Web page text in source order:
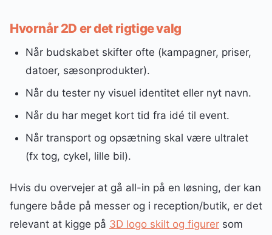
Hvornår 2D er det rigtige valg
Når budskabet skifter ofte (kampagner, priser,
datoer, sæsonprodukter).
Når du tester ny visuel identitet eller nyt navn.
Når du har meget kort tid fra idé til event.
Når transport og opsætning skal være ultralet
(fx tog, cykel, lille bil).
Hvis du overvejer at gå all-in på en løsning, der kan
fungere både på messer og i reception/butik, er det
relevant at kigge på 3D logo skilt og figurer som